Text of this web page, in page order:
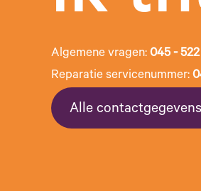
Algemene vragen: 045 -
Reparatie servicenummer:
Alle contactgegevens